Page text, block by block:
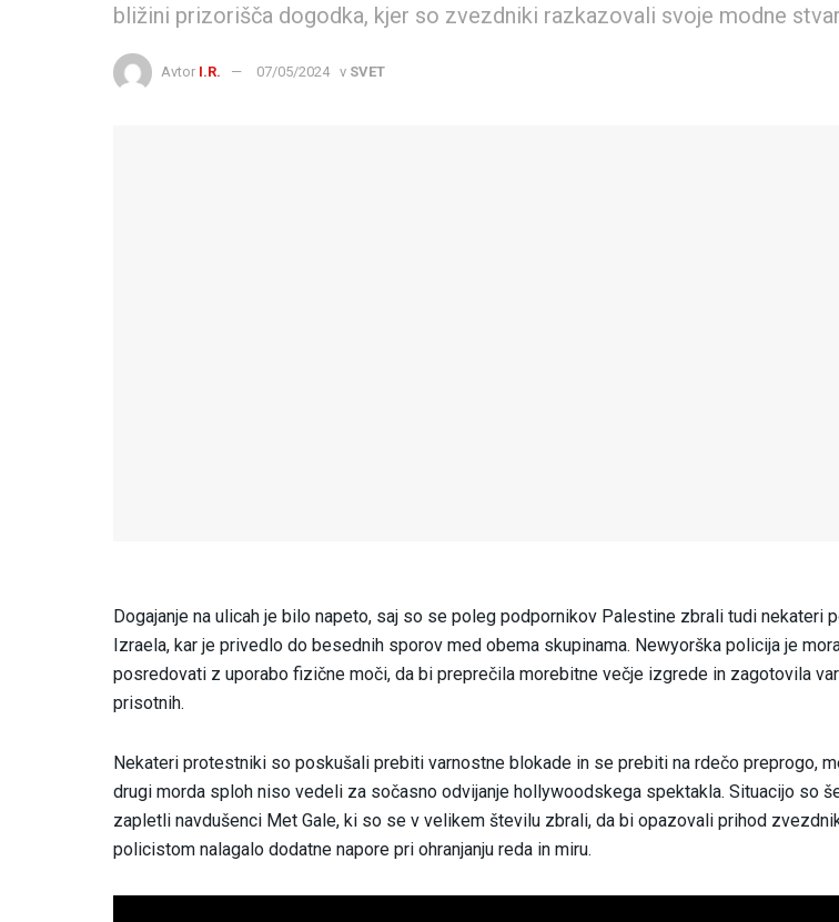
bližini prizorišča dogodka, kjer so zvezdniki razkazovali svoje modne
Avtor I.R. 07/05/2024 v SVET
Dogajanje na ulicah je bilo napeto, saj so se poleg podpornikov Palestine zbrali tudi nekateri
Izraela, kar je privedlo do besednih sporov med obema skupinama. Newyorška policija je
posredovati z uporabo fizične moči, da bi preprečila morebitne večje izgrede in zagotovila
prisotnih.
Nekateri protestniki so poskušali prebiti varnostne blokade in se prebiti na rdečo preprogo,
drugi morda sploh niso vedeli za sočasno odvijanje hollywoodskega spektakla. Situacijo so
zapletli navdušenci Met Gale, ki so se v velikem številu zbrali, da bi opazovali prihod
policistom nalagalo dodatne napore pri ohranjanju reda in miru.